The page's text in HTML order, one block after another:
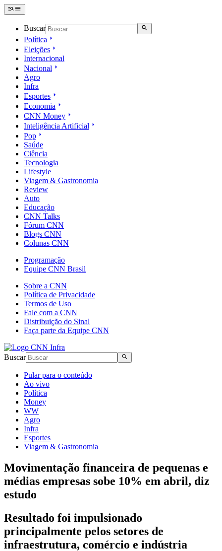
Buscar
Política
Eleições
Internacional
Nacional
Agro
Infra
Esportes
Economia
CNN Money
Inteligência Artificial
Pop
Saúde
Ciência
Tecnologia
Lifestyle
Viagem & Gastronomia
Review
Auto
Educação
CNN Talks
Fórum CNN
Blogs CNN
Colunas CNN
Programação
Equipe CNN Brasil
Sobre a CNN
Política de Privacidade
Termos de Uso
Fale com a CNN
Distribuição do Sinal
Faça parte da Equipe CNN
Buscar
Pular para o conteúdo
Ao vivo
Política
Money
WW
Agro
Infra
Esportes
Viagem & Gastronomia
Movimentação financeira de pequenas e
médias empresas sobe 10% em abril, diz
estudo
Resultado foi impulsionado
principalmente pelos setores de
infraestrutura, comércio e indústria